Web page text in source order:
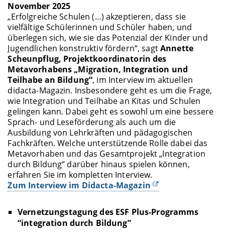
November 2025
„Erfolgreiche Schulen (…) akzeptieren, dass sie
vielfältige Schülerinnen und Schüler haben, und
überlegen sich, wie sie das Potenzial der Kinder und
Jugendlichen konstruktiv fördern“, sagtAnnette
Scheunpflug, Projektkoordinatorin des
Metavorhabens „Migration, Integration und
Teilhabe an Bildung“, im Interview im aktuellen
didacta-Magazin. Insbesondere geht es um die Frage,
wie Integration und Teilhabe an Kitas und Schulen
gelingen kann. Dabei geht es sowohl um eine bessere
Sprach- und Leseförderung als auch um die
Ausbildung von Lehrkräften und pädagogischen
Fachkräften. Welche unterstützende Rolle dabei das
Metavorhaben und das Gesamtprojekt „Integration
durch Bildung“ darüber hinaus spielen können,
erfahren Sie im kompletten Interview.
Zum Interview im Didacta-Magazin
Vernetzungstagung des ESF Plus-Programms
“integration durch Bildung”